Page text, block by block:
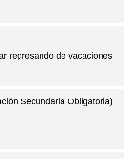
regresando de vacaciones
Secundaria Obligatoria)